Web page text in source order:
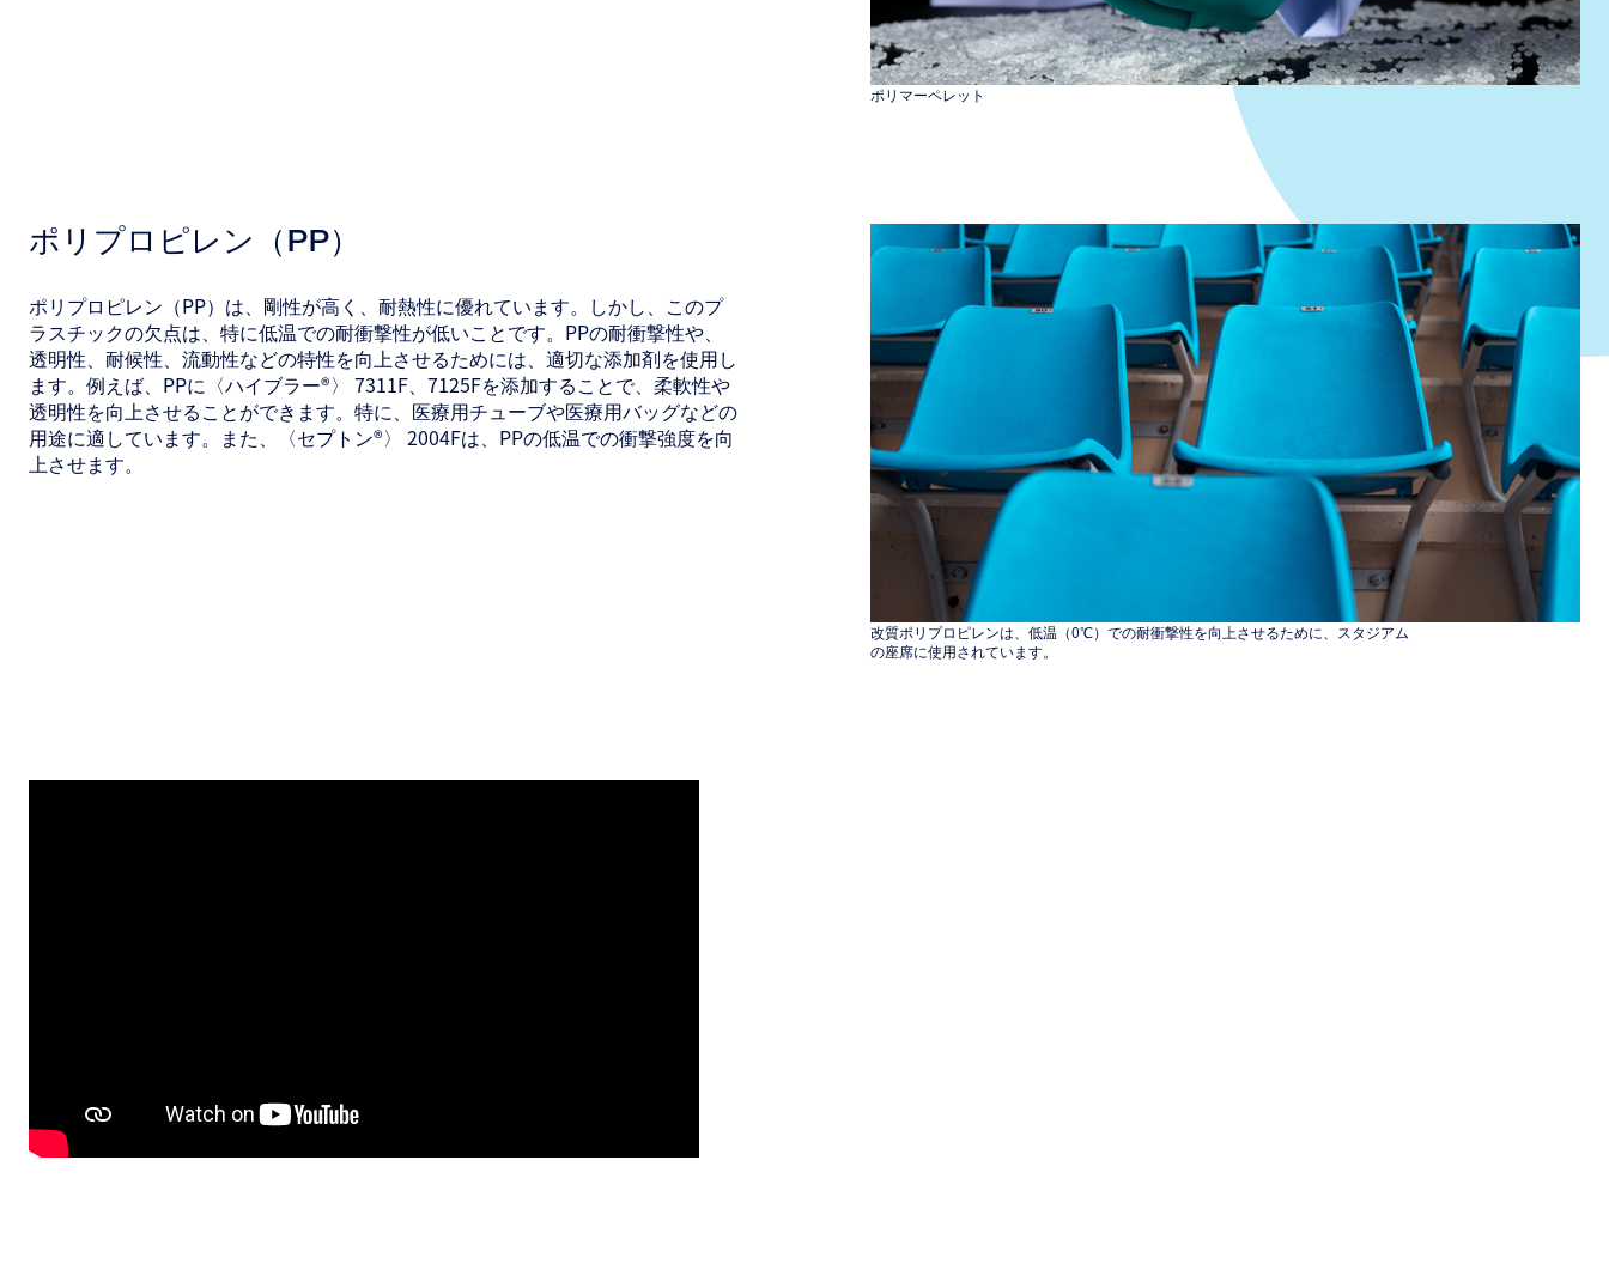
ポリマーペレット
ポリプロピレン（PP）
ポリプロピレン（PP）は、剛性が高く、耐熱性に優れています。しかし、このプ
ラスチックの欠点は、特に低温での耐衝撃性が低いことです。PPの耐衝撃性や、
透明性、耐候性、流動性などの特性を向上させるためには、適切な添加剤を使用し
ます。例えば、PPに〈ハイブラー®〉 7311F、7125Fを添加することで、柔軟性や
透明性を向上させることができます。特に、医療用チューブや医療用バッグなどの
用途に適しています。また、〈セプトン®〉 2004Fは、PPの低温での衝撃強度を向
上させます。
改質ポリプロピレンは、低温（0℃）での耐衝撃性を向上させるために、スタジアム
の座席に使用されています。